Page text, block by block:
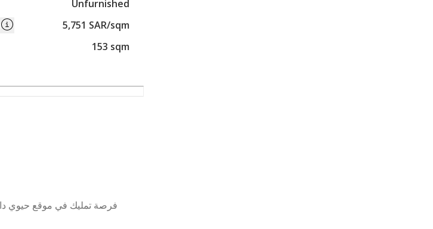
Unfurnished
5,751 SAR/sqm
153 sqm